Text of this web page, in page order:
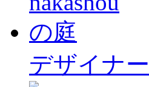
デザイナ